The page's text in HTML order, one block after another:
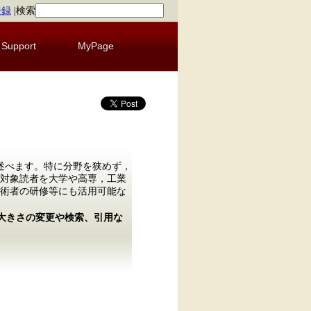
検索
Support MyPage
ます。特に分野を狭めず，
象読者を大学や高専，工業
者の研修等にも活用可能な
きさの変更や検索、引用な